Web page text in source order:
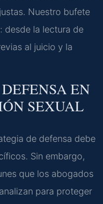
Nuestro bufete
desde la lectura de
al juicio y la
EN
SEXUAL
de defensa debe
Sin embargo,
que los abogados
para proteger